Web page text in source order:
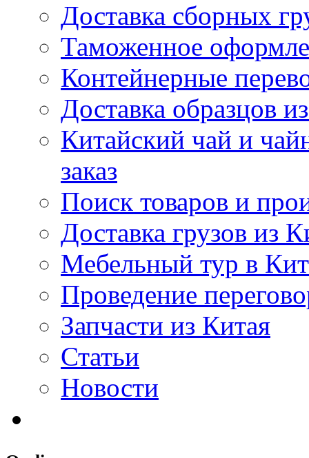
Доставка сборных
Таможенное
Контейнерные
Доставка образцов
Китайский чай и
заказ
Поиск товаров и
Доставка грузов из
Мебельный тур в
Проведение
Запчасти из Китая
Статьи
Новости